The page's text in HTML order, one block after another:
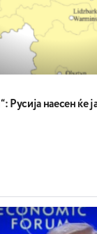
Русија наесен ќе